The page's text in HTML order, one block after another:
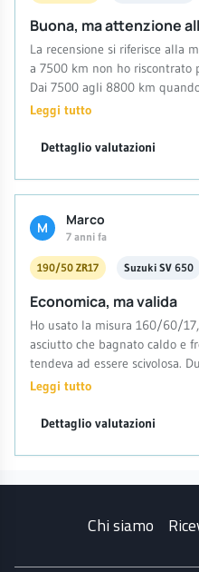
Buona, ma attenzione
La recensione si riferisce alla
a 7500 km non ho riscontrato
Dai 7500 agli 8800 km quando l'ho
scivolosa già a pieghe non molto accentuate, talvolta invece il
fianchi dato che al centro si
soddisfatto nel complesso.
Leggi tutto
Dettaglio valutazioni
M Marco
7 anni fa
190/50 ZR17 Suzuki SV 650
Economica, ma valida
Ho usato la misura 160/60/
asciutto che bagnato caldo e freddo. Solo alla tacca di usura
tendeva ad essere scivolosa.
Leggi tutto
Dettaglio valutazioni
Chi siamo